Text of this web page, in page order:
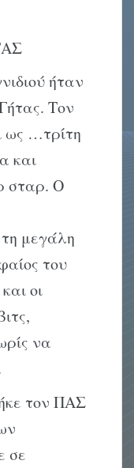
ήταν
Τον
ως …τρίτη
και
σταρ. Ο
μεγάλη
του
οι
να
τον ΠΑΣ
σε